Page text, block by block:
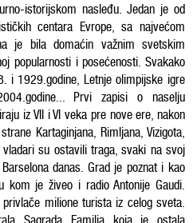
istorijskom nasleđu. Jedan je od
centara Evrope, sa najvećom
je bila domaćin važnim svetskim
popularnosti i posećenosti. Svakako
i 1929.godine, Letnje olimpijske igre
Prvi zapisi o naselju
iz VII i VI veka pre nove ere, nakon
Kartaginjana, Rimljana, Vizigota,
su ostavili traga, svaki na svoj
danas. Grad je poznat i kao
kom je živeo i radio Antonije Gaudi.
privlače milione turista iz celog sveta.